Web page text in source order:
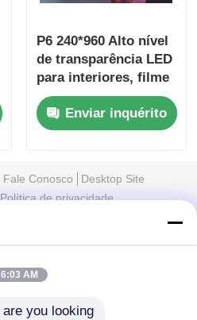
P6 240*960 Alto nível
de transparência LED
para interiores, filme
transparente, ecrã de
vidroEnviar inquérito
Fale Conosco
Desktop Site
Política de privacidade
Shenzhen Xinhe Lighting
6:03 AM
you looking